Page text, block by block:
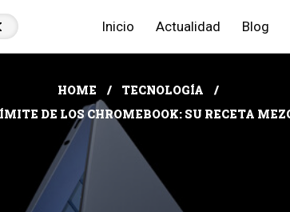
Inicio Actualidad Blog
HOME
TECNOLOGÍA
DE LOS CHROMEBOOK: SU RECETA